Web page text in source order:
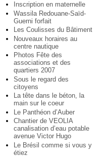
Inscription en maternelle
Wassila Redouane-Saïd-
Guerni forfait
Les Coulisses du Bâtiment
Nouveaux horaires au
centre nautique
Photos Fête des
associations et des
quartiers 2007
Sous le regard des
citoyens
La tête dans le béton, la
main sur le coeur
Le Panthéon d’Auber
Chantier de VEOLIA
canalisation d’eau potable
avenue Victor Hugo
Le Brésil comme si vous y
étiez